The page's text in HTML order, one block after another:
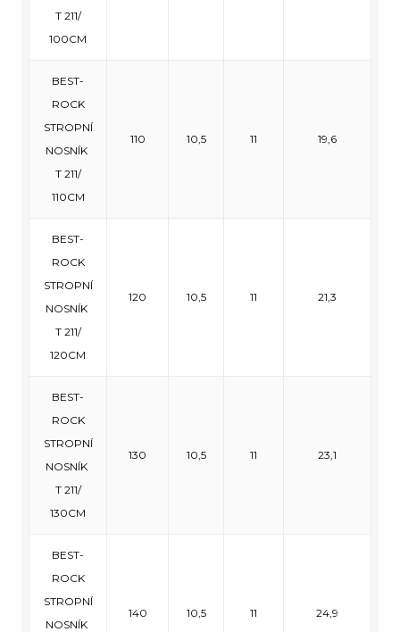
T 211/
100CM
BEST-
ROCK
STROPNÍ
NOSNÍK
T 211/
110CM
110 10,5 11 19,6
BEST-
ROCK
STROPNÍ
NOSNÍK
T 211/
120CM
120 10,5 11 21,3
BEST-
ROCK
STROPNÍ
NOSNÍK
T 211/
130CM
130 10,5 11 23,1
BEST-
ROCK
STROPNÍ
NOSNÍK
140 10,5 11 24,9